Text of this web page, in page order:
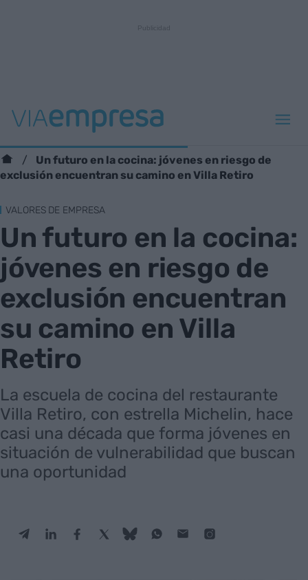
Un futuro en la cocina: jóvenes en riesgo de
exclusión encuentran su camino en Villa Retiro
VALORES DE EMPRESA
Un futuro en la cocina:
jóvenes en riesgo de
exclusión encuentran
su camino en Villa
Retiro
La escuela de cocina del restaurante
Villa Retiro, con estrella Michelin, hace
casi una década que forma jóvenes en
situación de vulnerabilidad que buscan
una oportunidad